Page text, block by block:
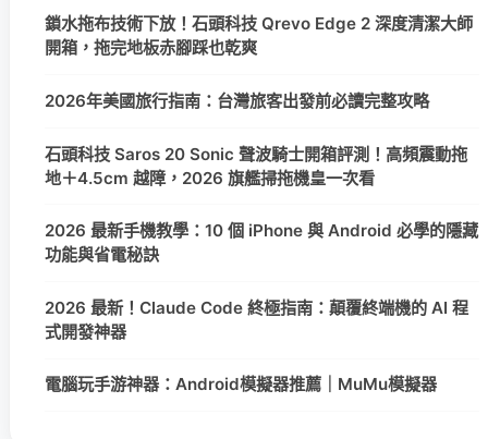
鎖水拖布技術下放！石頭科技 Qrevo Edge 2 深度清潔大師
開箱，拖完地板赤腳踩也乾爽
2026年美國旅行指南：台灣旅客出發前必讀完整攻略
石頭科技 Saros 20 Sonic 聲波騎士開箱評測！高頻震動拖
地＋4.5cm 越障，2026 旗艦掃拖機皇一次看
2026 最新手機教學：10 個 iPhone 與 Android 必學的隱藏
功能與省電秘訣
2026 最新！Claude Code 終極指南：顛覆終端機的 AI 程
式開發神器
電腦玩手游神器：Android模擬器推薦｜MuMu模擬器